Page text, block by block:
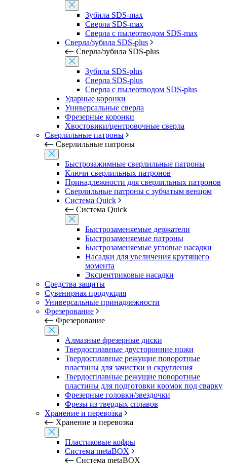
Зубила SDS-max
Сверла SDS-max
Сверла с пылеотводом SDS-max
Сверла/зубила SDS-plus
Сверла/зубила SDS-plus
Зубила SDS-plus
Сверла SDS-plus
Сверла с пылеотводом SDS-plus
Ударные коронки
Универсальные сверла
Фрезерные коронки
Хвостовики/центровочные сверла
Сверлильные патроны
Сверлильные патроны
Быстрозажимные сверлильные патроны
Ключи сверлильных патронов
Принадлежности для сверлильных патронов
Сверлильные патроны с зубчатым венцом
Система Quick
Система Quick
Быстрозаменяемые держатели
Быстрозаменяемые патроны
Быстрозаменяемые угловые насадки
Насадки для увеличения крутящего
момента
Эксцентриковые насадки
Средства защиты
Сувенирная продукция
Универсальные принадлежности
Фрезерование
Фрезерование
Алмазные фрезерные диски
Твердосплавные двусторонние ножи
Твердосплавные режущие поворотные
пластины для зачистки и скругления
Твердосплавные режущие поворотные
пластины для подготовки кромок под сварку
Фрезерные головки/звездочки
Фрезы из твердых сплавов
Хранение и перевозка
Хранение и перевозка
Пластиковые кофры
Система metaBOX
Система metaBOX